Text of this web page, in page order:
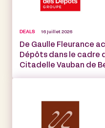
DEALS 16 juillet 2026
De Gaulle Fleurance
Dépôts dans le cadre
Citadelle Vauban de